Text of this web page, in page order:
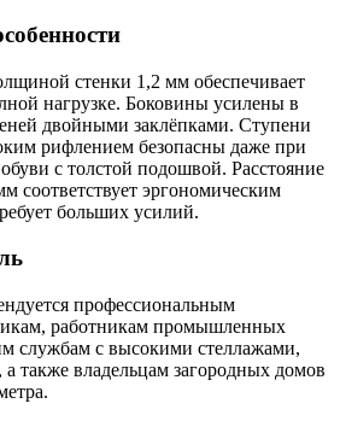
стенки 1,2 мм обеспечивает
нагрузке. Боковины усилены в
двойными заклёпками. Ступени
рифлением безопасны даже при
с толстой подошвой. Расстояние
соответствует эргономическим
больших усилий.
профессиональным
работникам промышленных
службам с высокими стеллажами,
также владельцам загородных домов